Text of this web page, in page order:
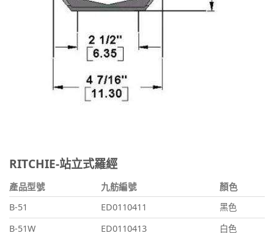
RITCHIE-站立式羅經
產品型號 九舫編號
顏色
B-51
ED0110411
黑色
B-51W
ED0110413 白色